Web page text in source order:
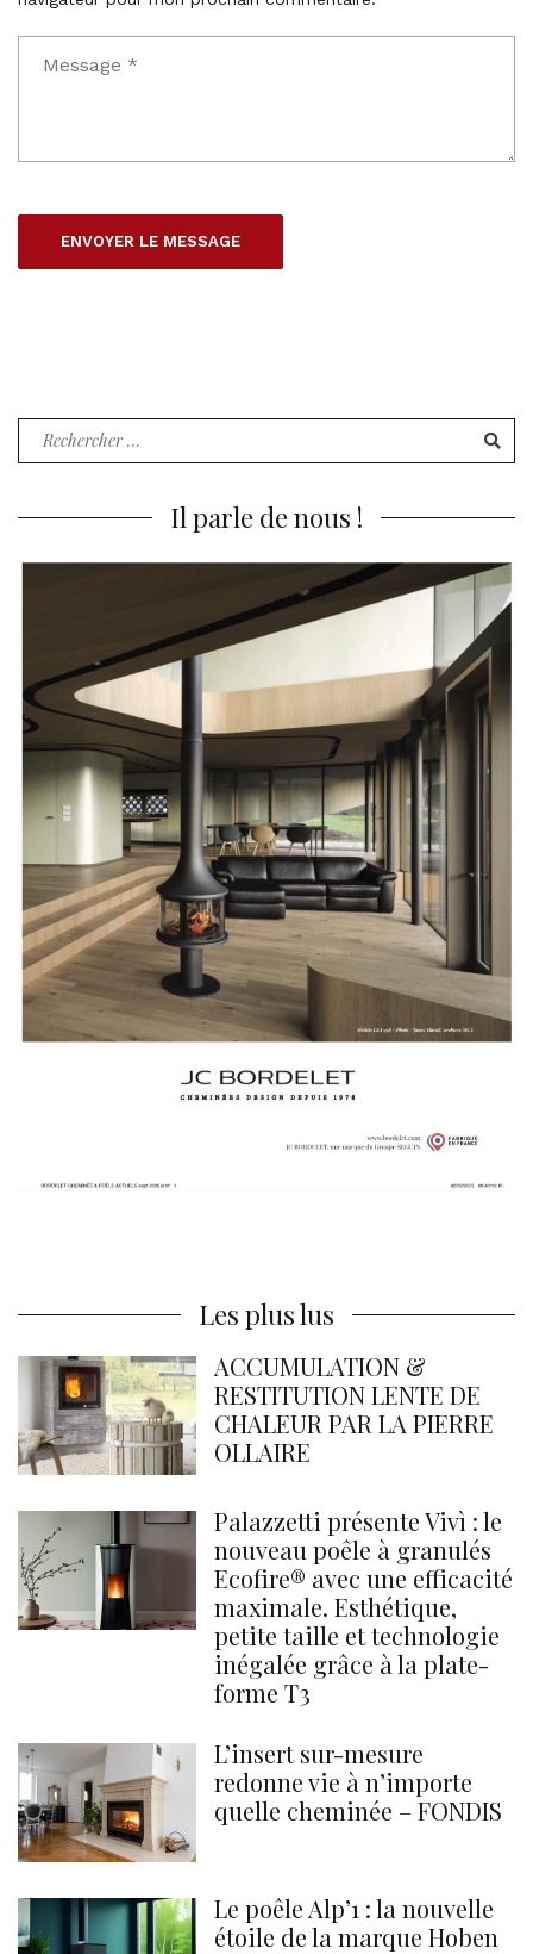
Recherche
Il parle de nous !
Les plus lus
ACCUMULATION &
RESTITUTION LENTE DE
CHALEUR PAR LA PIERRE
OLLAIRE
Palazzetti présente Vivì : le
nouveau poêle à granulés
Ecofire® avec une efficacité
maximale. Esthétique,
petite taille et technologie
inégalée grâce à la plate-
forme T3
L’insert sur-mesure
redonne vie à n’importe
quelle cheminée – FONDIS
Le poêle Alp’1 : la nouvelle
étoile de la marque Hoben